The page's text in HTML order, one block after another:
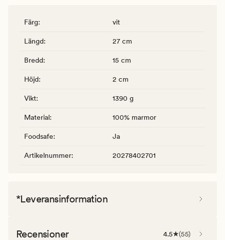
Färg: vit
Längd: 27 cm
Bredd: 15 cm
Höjd: 2 cm
Vikt: 1390 g
Material: 100% marmor
Foodsafe: Ja
Artikelnummer: 20278402701
*Leveransinformation
Recensioner 4.5 (55)